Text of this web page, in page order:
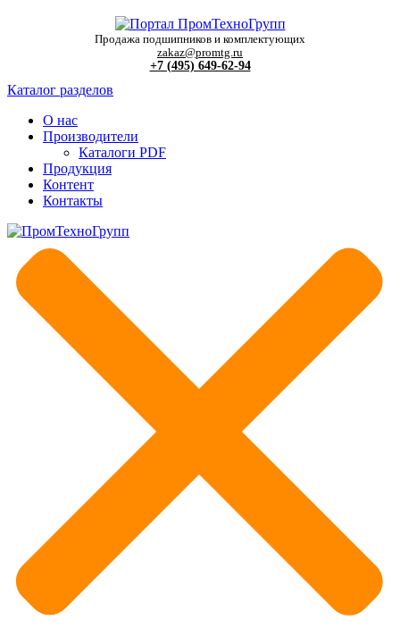
Продажа подшипников и комплектующих
zakaz@promtg.ru
+7 (495) 649-62-94
Каталог разделов
О нас
Производители
Каталоги PDF
Продукция
Контент
Контакты